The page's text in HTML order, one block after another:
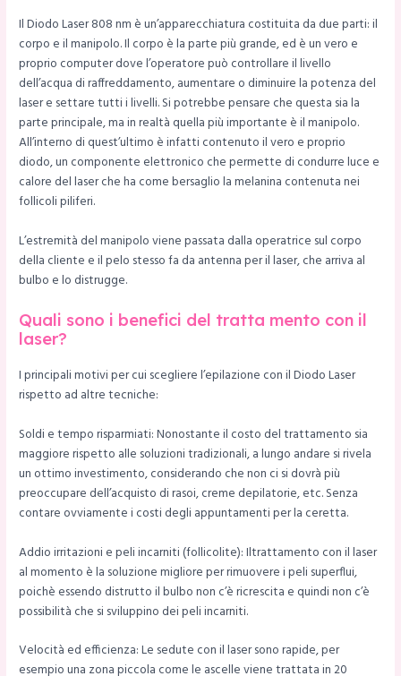
Il Diodo Laser 808 nm è un’apparecchiatura costituita da due parti: il
corpo e il manipolo. Il corpo è la parte più grande, ed è un vero e
proprio computer dove l’operatore può controllare il livello
dell’acqua di raffreddamento, aumentare o diminuire la potenza del
laser e settare tutti i livelli. Si potrebbe pensare che questa sia la
parte principale, ma in realtà quella più importante è il manipolo.
All’interno di quest’ultimo è infatti contenuto il vero e proprio
diodo, un componente elettronico che permette di condurre luce e
calore del laser che ha come bersaglio la melanina contenuta nei
follicoli piliferi.
L’estremità del manipolo viene passata dalla operatrice sul corpo
della cliente e il pelo stesso fa da antenna per il laser, che arriva al
bulbo e lo distrugge.
Quali sono i benefici del tratta mento con il
laser?
I principali motivi per cui scegliere l’epilazione con il Diodo Laser
rispetto ad altre tecniche:
Soldi e tempo risparmiati: Nonostante il costo del trattamento sia
maggiore rispetto alle soluzioni tradizionali, a lungo andare si rivela
un ottimo investimento, considerando che non ci si dovrà più
preoccupare dell’acquisto di rasoi, creme depilatorie, etc. Senza
contare ovviamente i costi degli appuntamenti per la ceretta.
Addio irritazioni e peli incarniti (follicolite): Iltrattamento con il laser
al momento è la soluzione migliore per rimuovere i peli superflui,
poichè essendo distrutto il bulbo non c’è ricrescita e quindi non c’è
possibilità che si sviluppino dei peli incarniti.
Velocità ed efficienza: Le sedute con il laser sono rapide, per
esempio una zona piccola come le ascelle viene trattata in 20